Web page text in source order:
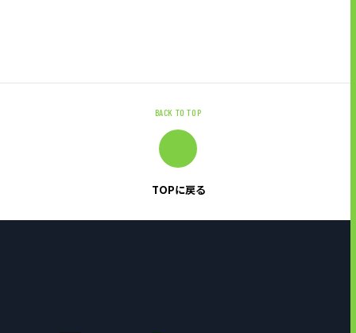
BACK TO TOP
TOPに戻る